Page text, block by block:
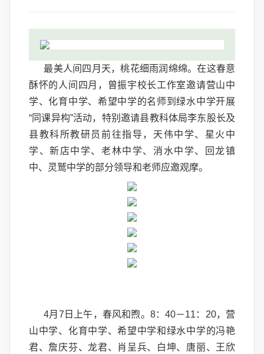
最美人间四月天，桃花细雨润绵绵。在这春意
酥怀的人间四月，曾振宇校长工作室邀请营山中
学、化育中学、希望中学的名师到绿水中学开展
“同课异构”活动，特别邀请县教科体局李东股长及
县教科所教研员前往指导，天伟中学、星火中
学、新店中学、老林中学、消水中学、回龙镇
中、灵鹫中学的部分领导和老师应邀观摩。
4月7日上午，春风和煦。8：40－11：20，营
山中学、化育中学、希望中学和绿水中学的冯艳
君、詹庆芬、龙君、肖呈兵、白坤、唐丽、王欣